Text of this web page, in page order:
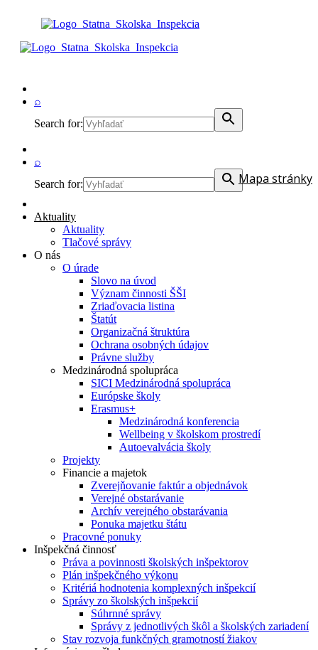
⌕
Search for:
⌕
Search for:
Mapa stránky
Aktuality
Aktuality
Tlačové správy
O nás
O úrade
Slovo na úvod
Význam činnosti ŠŠI
Zriaďovacia listina
Štatút
Organizačná štruktúra
Ochrana osobných údajov
Právne služby
Medzinárodná spolupráca
SICI Medzinárodná spolupráca
Európske školy
Erasmus+
Medzinárodná konferencia
Wellbeing v školskom prostredí
Autoevalvácia školy
Projekty
Financie a majetok
Zverejňovanie faktúr a objednávok
Verejné obstarávanie
Archív verejného obstarávania
Ponuka majetku štátu
Pracovné ponuky
Inšpekčná činnosť
Práva a povinnosti školských inšpektorov
Plán inšpekčného výkonu
Kritériá hodnotenia komplexných inšpekcií
Správy zo školských inšpekcií
Súhrnné správy
Správy z jednotlivých škôl a školských zariadení
Stav rozvoja funkčných gramotností žiakov